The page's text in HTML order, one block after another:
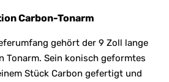
Carbon-Tonarm
gehört der 9 Zoll lange
Tonarm. Sein konisch geformtes
Stück Carbon gefertigt und